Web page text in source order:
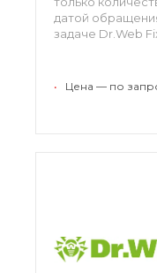
датой
задаче Dr.Web
• Цена — по